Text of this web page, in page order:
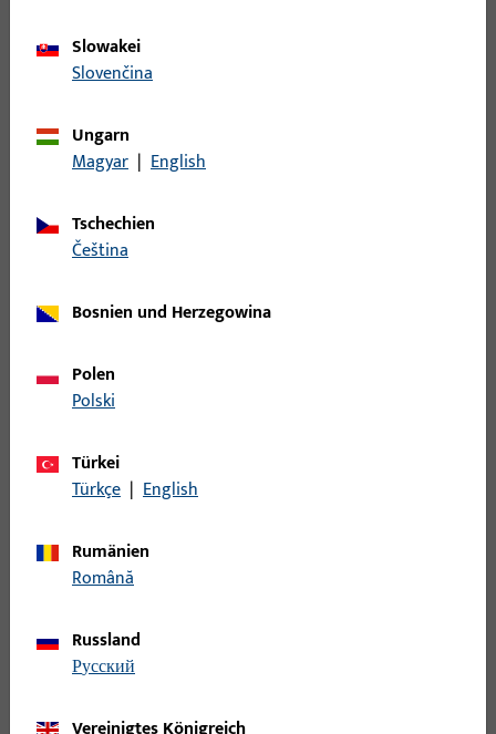
Filter
Einsatzbereich
Produkttyp
Einsatzsystem
Filter fürAuflaufkeil
Falzluft
Slowakei
Slovenčina
Ungarn
Magyar | English
Tschechien
čeština
Bosnien und Herzegowina
Polen
Polski
Türkei
Türkçe | English
Rumänien
Română
Russland
русский